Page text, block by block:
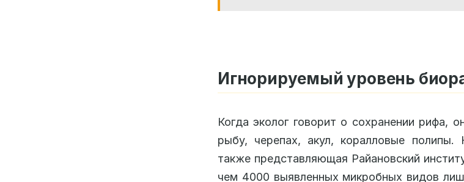
Игнорируемый уровень
Когда эколог говорит о сохранении рифа,
рыбу, черепах, акул, коралловые
также представляющая Райановский
чем 4000 выявленных микробных видов